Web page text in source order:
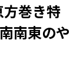
方巻き特
南東のや